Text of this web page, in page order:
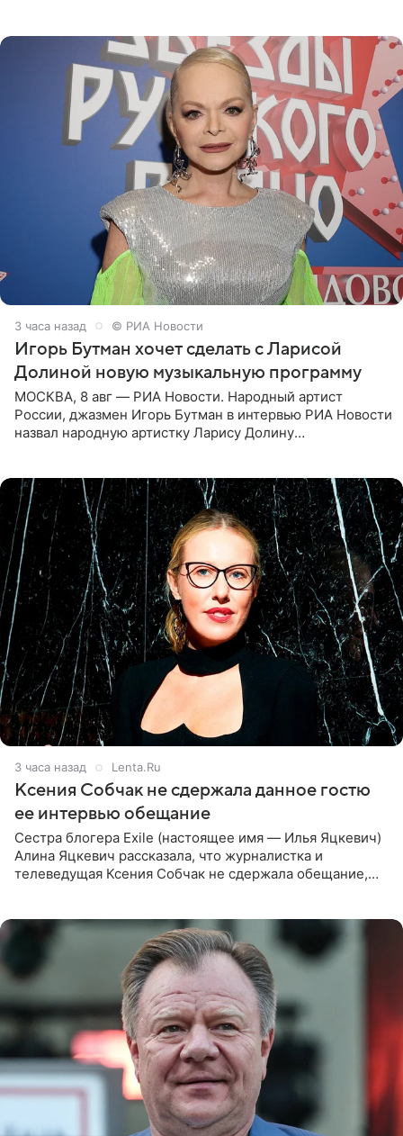
3 часа назад © РИА Новости
Игорь Бутман хочет сделать с Ларисой
Долиной новую музыкальную программу
МОСКВА, 8 авг — РИА Новости. Народный артист
России, джазмен Игорь Бутман в интервью РИА Новости
назвал народную артистку Ларису Долину
3 часа назад Lenta.Ru
Ксения Собчак не сдержала данное гостю
ее интервью обещание
Сестра блогера Exile (настоящее имя — Илья Яцкевич)
Алина Яцкевич рассказала, что журналистка и
телеведущая Ксения Собчак не сдержала обещание,